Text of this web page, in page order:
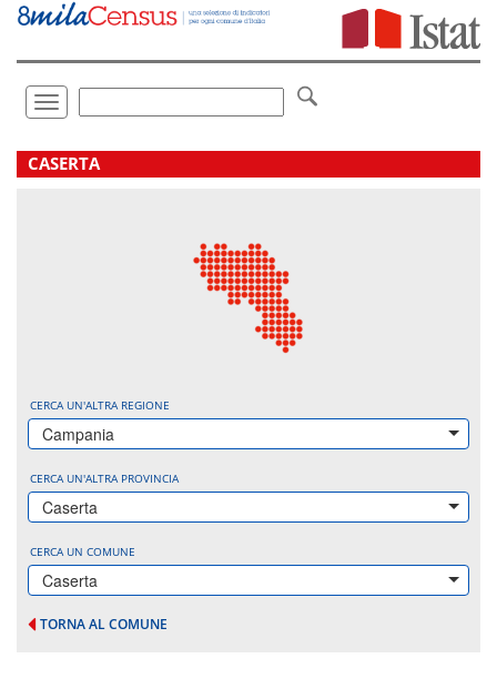
Vai
direttamente
Toggle
navigation
.
CASERTA
CERCA UN'ALTRA REGIONE
Campania
CERCA UN'ALTRA PROVINCIA
Caserta
CERCA UN COMUNE
Caserta
TORNA AL COMUNE